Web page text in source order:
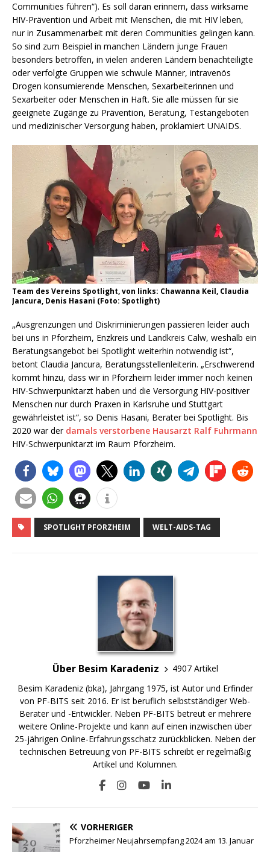
Communities führen“). Es soll daran erinnern, dass wirksame
HIV-Prävention und Arbeit mit Menschen, die mit HIV leben,
nur in Zusammenarbeit mit deren Communities gelingen kann.
So sind zum Beispiel in manchen Ländern junge Frauen
besonders betroffen, in vielen anderen Ländern benachteiligte
oder verfolgte Gruppen wie schwule Männer, intravenös
Drogen konsumierende Menschen, Sexarbeiterinnen und
Sexarbeiter oder Menschen in Haft. Sie alle müssen für sie
geeignete Zugänge zu Prävention, Beratung, Testangeboten
und medizinischer Versorgung haben, proklamiert UNAIDS.
Team des Vereins Spotlight, von links: Chawanna Keil, Claudia
Jancura, Denis Hasani (Foto: Spotlight)
„Ausgrenzungen und Diskriminierungen passieren leider auch
bei uns in Pforzheim, Enzkreis und Landkreis Calw, weshalb ein
Beratungsangebot bei Spotlight weiterhin notwendig ist“,
betont Claudia Jancura, Beratungsstellenleiterin. „Erschwerend
kommt hinzu, dass wir in Pforzheim leider immer noch keinen
HIV-Schwerpunktarzt haben und die Versorgung HIV-positiver
Menschen nur durch Praxen in Karlsruhe und Stuttgart
gewährleistet ist“, so Denis Hasani, Berater bei Spotlight. Bis
2020 war der damals verstorbene Hausarzt Ralf Fuhrmann
HIV-Schwerpunktarzt im Raum Pforzheim.
SPOTLIGHT PFORZHEIM WELT-AIDS-TAG
Über Besim Karadeniz
4907 Artikel
Besim Karadeniz (bka), Jahrgang 1975, ist Autor und Erfinder
von PF-BITS seit 2016. Er ist beruflich selbstständiger Web-
Berater und -Entwickler. Neben PF-BITS betreut er mehrere
weitere Online-Projekte und kann auf einen inzwischen über
25-jährigen Online-Erfahrungsschatz zurückblicken. Neben der
technischen Betreuung von PF-BITS schreibt er regelmäßig
Artikel und Kolumnen.
VORHERIGER
Pforzheimer Neujahrsempfang 2024 am 13. Januar